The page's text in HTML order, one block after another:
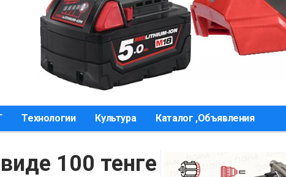
Технологии Культура Каталог ,Объявления
100 тенге